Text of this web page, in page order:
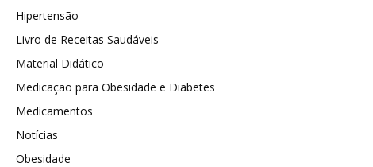
Hipertensão
Livro de Receitas Saudáveis
Material Didático
Medicação para Obesidade e Diabetes
Medicamentos
Notícias
Obesidade